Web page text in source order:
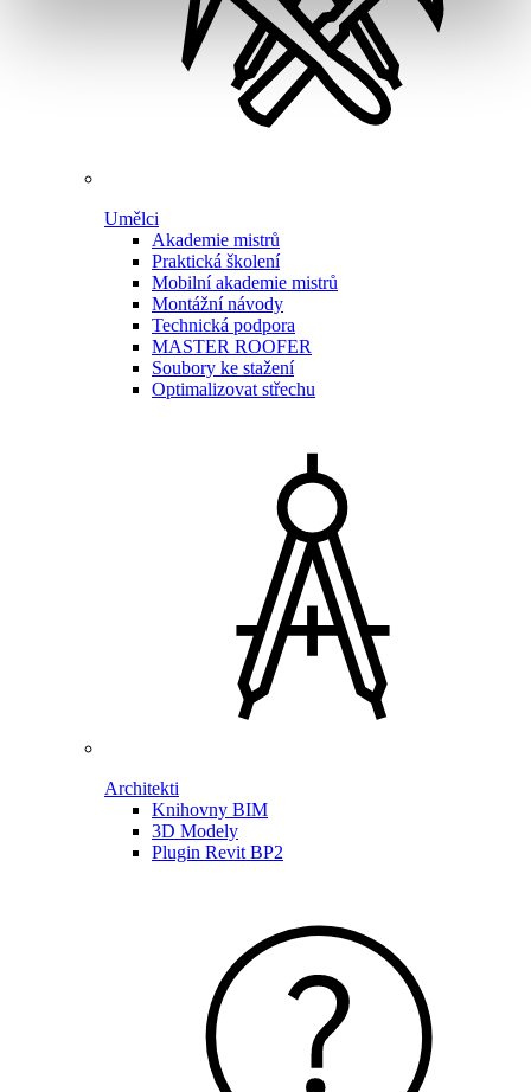
Umělci
Akademie mistrů
Praktická školení
Mobilní akademie mistrů
Montážní návody
Technická podpora
MASTER ROOFER
Soubory ke stažení
Optimalizovat střechu
Architekti
Knihovny BIM
3D Modely
Plugin Revit BP2